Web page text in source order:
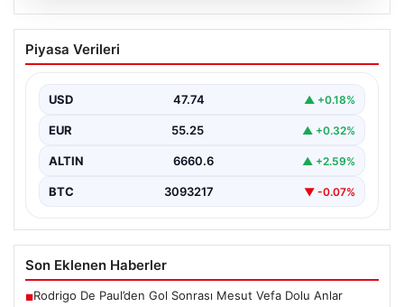
08.08.2026
Garson robot kendini merdivenlerden
attı. Çalışma stresi yaşayan robota 3
Piyasa Verileri
USD 47.74 ▲ +0.18%
EUR 55.25 ▲ +0.32%
ALTIN 6660.6 ▲ +2.59%
BTC 3093217 ▼ -0.07%
Son Eklenen Haberler
■Rodrigo De Paul’den Gol Sonrası Mesut Vefa Dolu Anlar